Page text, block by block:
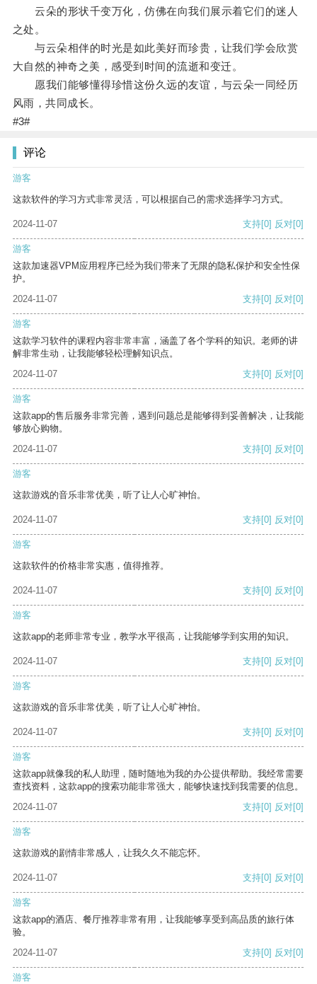
云朵的形状千变万化，仿佛在向我们展示着它们的迷人
之处。
与云朵相伴的时光是如此美好而珍贵，让我们学会欣赏
大自然的神奇之美，感受到时间的流逝和变迁。
愿我们能够懂得珍惜这份久远的友谊，与云朵一同经历
风雨，共同成长。
#3#
评论
游客
这款软件的学习方式非常灵活，可以根据自己的需求选择学习方式。
2024-11-07 支持[0] 反对[0]
游客
这款加速器VPM应用程序已经为我们带来了无限的隐私保护和安全性保
护。
2024-11-07
支持[0] 反对[0]
游客
这款学习软件的课程内容非常丰富，涵盖了各个学科的知识。老师的讲
解非常生动，让我能够轻松理解知识点。
2024-11-07
支持[0] 反对[0]
游客
这款app的售后服务非常完善，遇到问题总是能够得到妥善解决，让我能
够放心购物。
2024-11-07
支持[0] 反对[0]
游客
这款游戏的音乐非常优美，听了让人心旷神怡。
2024-11-07 支持[0] 反对[0]
游客
这款软件的价格非常实惠，值得推荐。
2024-11-07 支持[0] 反对[0]
游客
这款app的老师非常专业，教学水平很高，让我能够学到实用的知识。
2024-11-07 支持[0] 反对[0]
游客
这款游戏的音乐非常优美，听了让人心旷神怡。
2024-11-07 支持[0] 反对[0]
游客
这款app就像我的私人助理，随时随地为我的办公提供帮助。我经常需要
查找资料，这款app的搜索功能非常强大，能够快速找到我需要的信息。
2024-11-07
支持[0] 反对[0]
游客
这款游戏的剧情非常感人，让我久久不能忘怀。
2024-11-07 支持[0] 反对[0]
游客
这款app的酒店、餐厅推荐非常有用，让我能够享受到高品质的旅行体
验。
2024-11-07
支持[0] 反对[0]
游客